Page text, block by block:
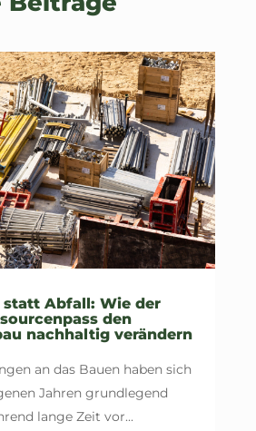
statt Abfall: Wie der
den
nachhaltig verändern
an das Bauen haben sich
Jahren grundlegend
lange Zeit vor...